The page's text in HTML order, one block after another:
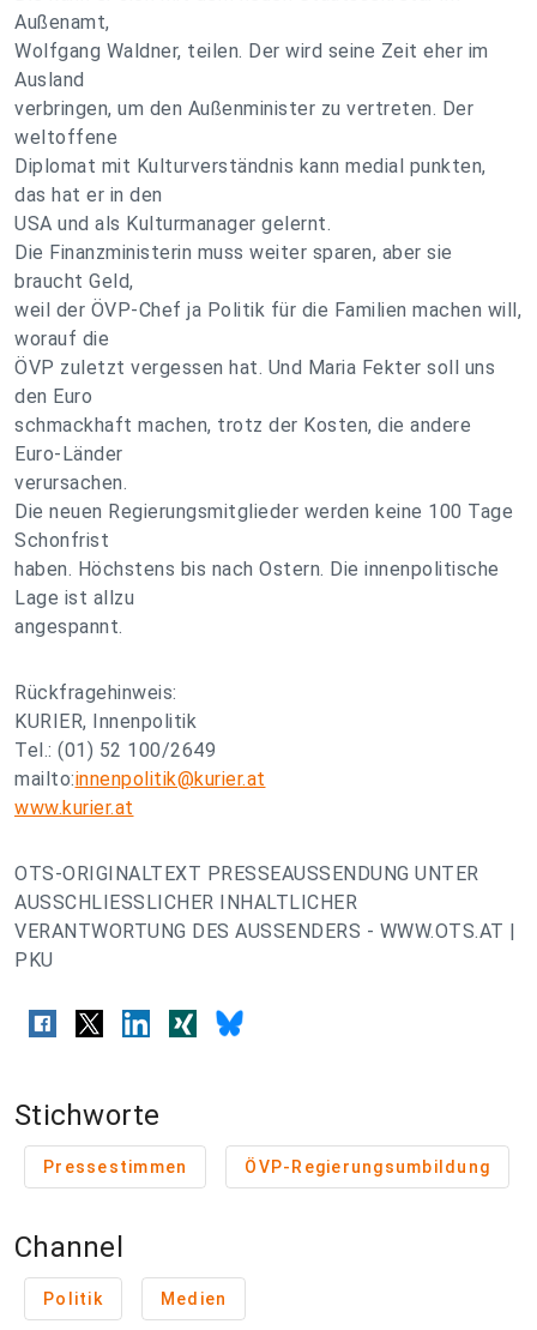
Außenamt,
Wolfgang Waldner, teilen. Der wird seine Zeit eher im
Ausland
verbringen, um den Außenminister zu vertreten. Der
weltoffene
Diplomat mit Kulturverständnis kann medial punkten,
das hat er in den
USA und als Kulturmanager gelernt.
Die Finanzministerin muss weiter sparen, aber sie
braucht Geld,
weil der ÖVP-Chef ja Politik für die Familien machen will,
worauf die
ÖVP zuletzt vergessen hat. Und Maria Fekter soll uns
den Euro
schmackhaft machen, trotz der Kosten, die andere
Euro-Länder
verursachen.
Die neuen Regierungsmitglieder werden keine 100 Tage
Schonfrist
haben. Höchstens bis nach Ostern. Die innenpolitische
Lage ist allzu
angespannt.
Rückfragehinweis:
KURIER, Innenpolitik
Tel.: (01) 52 100/2649
mailto:innenpolitik@kurier.at
www.kurier.at
OTS-ORIGINALTEXT PRESSEAUSSENDUNG UNTER
AUSSCHLIESSLICHER INHALTLICHER
VERANTWORTUNG DES AUSSENDERS - WWW.OTS.AT |
PKU
Stichworte
Pressestimmen ÖVP-Regierungsumbildung
Channel
Politik Medien